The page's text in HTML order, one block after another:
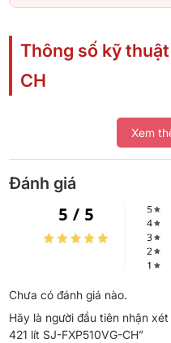
Thông số kỹ
CH
Kiểu tủ
Dung tích sử
Ngăn mát / ngăn
đông
Xem
Đánh giá
Chưa có đánh giá nào.
Hãy là người đầu tiên nhận
421 lít SJ-FXP510VG-CH”